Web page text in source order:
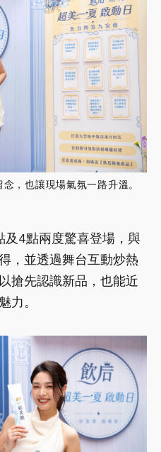
，也讓現場氣氛一路升溫。
及4點兩度驚喜登場，與
，並透過舞台互動炒熱
搶先認識新品，也能近
力。